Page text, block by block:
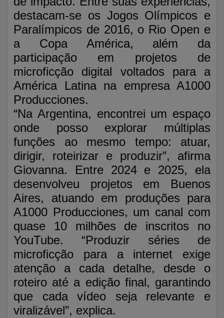
destacam-se os Jogos Olímpicos e
Paralímpicos de 2016, o Rio Open e
a Copa América, além da
participação em projetos de
microficção digital voltados para a
América Latina na empresa A1000
Producciones.
“Na Argentina, encontrei um espaço
onde posso explorar múltiplas
funções ao mesmo tempo: atuar,
dirigir, roteirizar e produzir”, afirma
Giovanna. Entre 2024 e 2025, ela
desenvolveu projetos em Buenos
Aires, atuando em produções para
A1000 Producciones, um canal com
quase 10 milhões de inscritos no
YouTube. “Produzir séries de
microficção para a internet exige
atenção a cada detalhe, desde o
roteiro até a edição final, garantindo
que cada vídeo seja relevante e
viralizável”, explica.